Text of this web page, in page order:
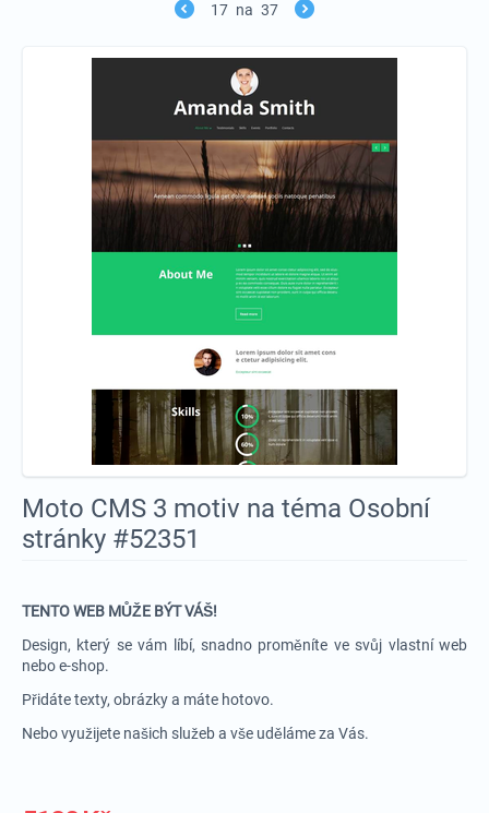
17 na 37
Moto CMS 3 motiv na téma Osobní
stránky #52351
TENTO WEB MŮŽE BÝT VÁŠ!
Design, který se vám líbí, snadno proměníte ve svůj vlastní web
nebo e-shop.
Přidáte texty, obrázky a máte hotovo.
Nebo využijete našich služeb a vše uděláme za Vás.